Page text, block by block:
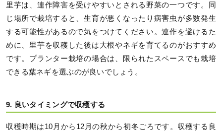
里芋は、連作障害を受けやすいとされる野菜の一つです。同
じ場所で栽培すると、生育が悪くなったり病害虫が多数発生
する可能性があるので気をつけてください。連作を避けるた
めに、里芋を収穫した後は大根やネギを育てるのがおすすめ
です。プランター栽培の場合は、限られたスペースでも栽培
できる葉ネギを選ぶのが良いでしょう。
9. 良いタイミングで収穫する
収穫時期は10月から12月の秋から初冬ごろです。収穫する良